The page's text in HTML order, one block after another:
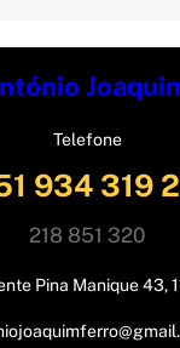
Telefone
934 319
218 851 320
Pina Manique 43,